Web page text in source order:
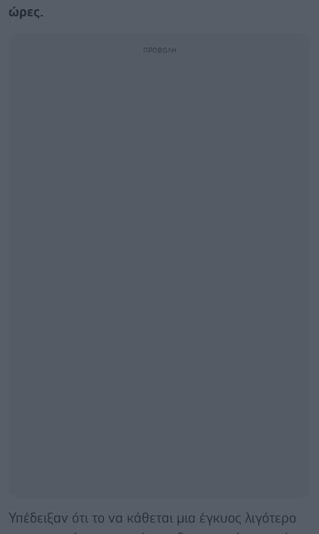
ώρες.
Υπέδειξαν ότι το να κάθεται μια έγκυος λιγότερο